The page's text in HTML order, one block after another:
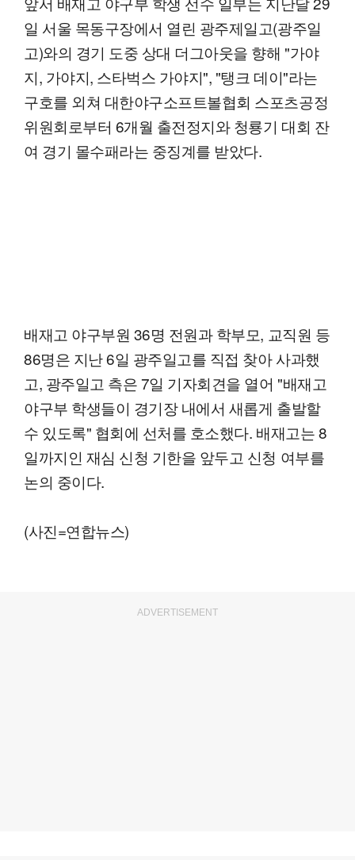
일 서울 목동구장에서 열린 광주제일고(광주일
고)와의 경기 도중 상대 더그아웃을 향해 "가야
지, 가야지, 스타벅스 가야지", "탱크 데이"라는
구호를 외쳐 대한야구소프트볼협회 스포츠공정
위원회로부터 6개월 출전정지와 청룡기 대회 잔
여 경기 몰수패라는 중징계를 받았다.
배재고 야구부원 36명 전원과 학부모, 교직원 등
86명은 지난 6일 광주일고를 직접 찾아 사과했
고, 광주일고 측은 7일 기자회견을 열어 "배재고
야구부 학생들이 경기장 내에서 새롭게 출발할
수 있도록" 협회에 선처를 호소했다. 배재고는 8
일까지인 재심 신청 기한을 앞두고 신청 여부를
논의 중이다.
(사진=연합뉴스)
ADVERTISEMENT